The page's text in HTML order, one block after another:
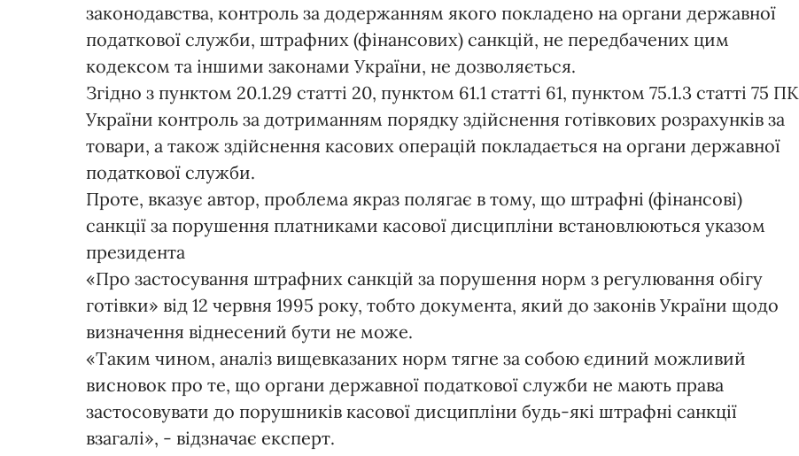
законодавства, контроль за додержанням якого покладено на органи державної
податкової служби, штрафних (фінансових) санкцій, не передбачених цим
кодексом та іншими законами України, не дозволяється.
Згідно з пунктом 20.1.29 статті 20, пунктом 61.1 статті 61, пунктом 75.1.3 статті 75 ПК
України контроль за дотриманням порядку здійснення готівкових розрахунків за
товари, а також здійснення касових операцій покладається на органи державної
податкової служби.
Проте, вказує автор, проблема якраз полягає в тому, що штрафні (фінансові)
санкції за порушення платниками касової дисципліни встановлюються указом
президента
«Про застосування штрафних санкцій за порушення норм з регулювання обігу
готівки» від 12 червня 1995 року, тобто документа, який до законів України щодо
визначення віднесений бути не може.
«Таким чином, аналіз вищевказаних норм тягне за собою єдиний можливий
висновок про те, що органи державної податкової служби не мають права
застосовувати до порушників касової дисципліни будь-які штрафні санкції
взагалі», - відзначає експерт.